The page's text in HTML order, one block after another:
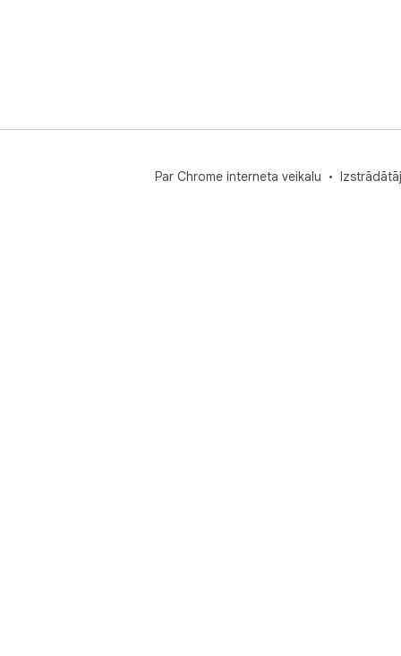
Par Chrome interneta veikalu